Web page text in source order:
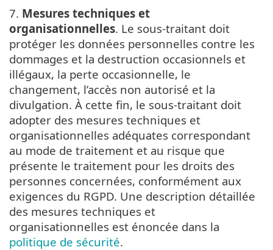
7. Mesures techniques et
organisationnelles. Le sous-traitant doit
protéger les données personnelles contre les
dommages et la destruction occasionnels et
illégaux, la perte occasionnelle, le
changement, l’accès non autorisé et la
divulgation. À cette fin, le sous-traitant doit
adopter des mesures techniques et
organisationnelles adéquates correspondant
au mode de traitement et au risque que
présente le traitement pour les droits des
personnes concernées, conformément aux
exigences du RGPD. Une description détaillée
des mesures techniques et
organisationnelles est énoncée dans la
politique de sécurité.